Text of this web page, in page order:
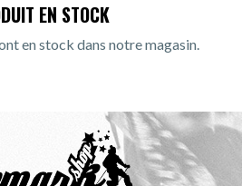
EN STOCK
en stock dans notre magasin.